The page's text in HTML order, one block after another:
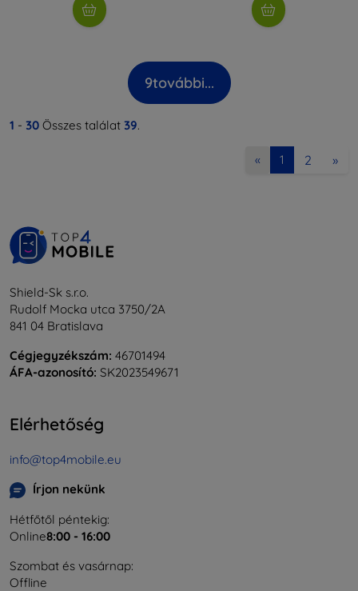
9további...
1 - 30 Összes találat 39.
« 1 2 »
Shield-Sk s.r.o.
Rudolf Mocka utca 3750/2A
841 04 Bratislava
Cégjegyzékszám: 46701494
ÁFA-azonosító: SK2023549671
Elérhetőség
info@top4mobile.eu
Írjon nekünk
Hétfőtől péntekig:
Online8:00 - 16:00
Szombat és vasárnap:
Offline